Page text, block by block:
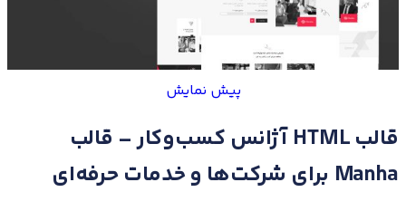
پیش نمایش
قالب HTML آژانس کسب‌وکار – قالب
Manha برای شرکت‌ها و خدمات حرفه‌ای